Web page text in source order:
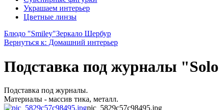
Украшаем интерьер
Цветные линзы
Блюдо "Smiley"Зеркало Шербур
Вернуться к: Домашний интерьер
Подставка под журналы
Подставка под журналы.
Материалы - массив тика, металл.
pic_5829c57c98495.jpg